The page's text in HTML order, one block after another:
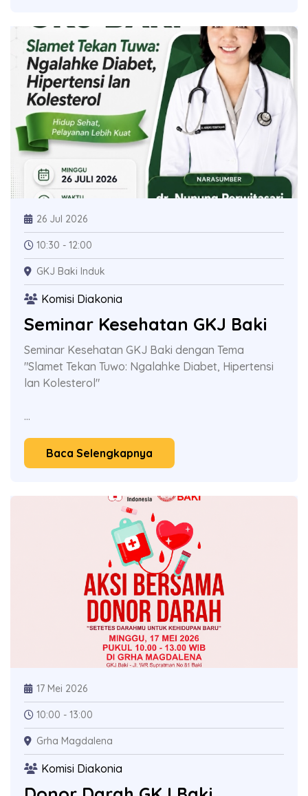
26 Jul 2026
10:30 - 12:00
GKJ Baki Induk
Komisi Diakonia
Seminar Kesehatan GKJ Baki
Seminar Kesehatan GKJ Baki dengan Tema
"Slamet Tekan Tuwo: Ngalahke Diabet, Hipertensi
lan Kolesterol"
...
Baca Selengkapnya
17 Mei 2026
10:00 - 13:00
Grha Magdalena
Komisi Diakonia